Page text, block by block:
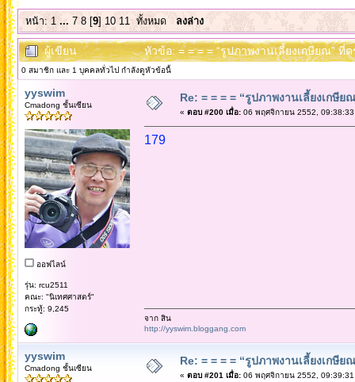
หน้า:1 ... 7 8[9] 10 11 ทั้งหมด ลงล่าง
ผู้เขียน หัวข้อ: = = = = “รูปภาพงานเลี้ยงเกษียณ”
0 สมาชิก และ 1 บุคคลทั่วไป กำลังดูหัวข้อนี้
yyswim
Cmadong ชั้นเซียน
ออฟไลน์
รุ่น: rcu2511
คณะ: "นิเทศศาสตร์"
กระทู้: 9,245
Re: = = = = “รูปภาพงานเลี้ยงเกษี
« ตอบ #200 เมื่อ:06 พฤศจิกายน 2552, 09:38:33
179
จาก สิน
http://yyswim.bloggang.com
yyswim
Cmadong ชั้นเซียน
Re: = = = = “รูปภาพงานเลี้ยงเกษี
« ตอบ #201 เมื่อ:06 พฤศจิกายน 2552, 09:39:31